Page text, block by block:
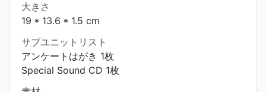
大きさ
19 * 13.6 * 1.5 cm
サブユニットリスト
アンケートはがき 1枚
Special Sound CD 1枚